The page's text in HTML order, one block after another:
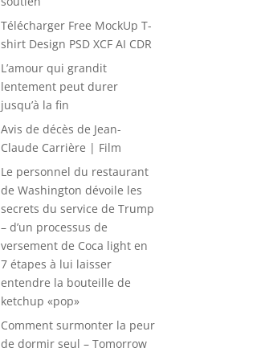
Télécharger Free MockUp T-
shirt Design PSD XCF AI CDR
L’amour qui grandit
lentement peut durer
jusqu’à la fin
Avis de décès de Jean-
Claude Carrière | Film
Le personnel du restaurant
de Washington dévoile les
secrets du service de Trump
– d’un processus de
versement de Coca light en
7 étapes à lui laisser
entendre la bouteille de
ketchup «pop»
Comment surmonter la peur
de dormir seul – Tomorrow